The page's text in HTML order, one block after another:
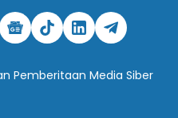
Pemberitaan Media Siber